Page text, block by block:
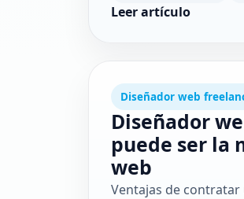
Leer artículo
Diseñador web
Diseñador
puede ser la
web
Ventajas de